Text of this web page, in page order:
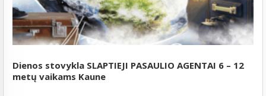
Dienos stovykla SLAPTIEJI PASAULIO AGENTAI 6 – 12
metų vaikams Kaune